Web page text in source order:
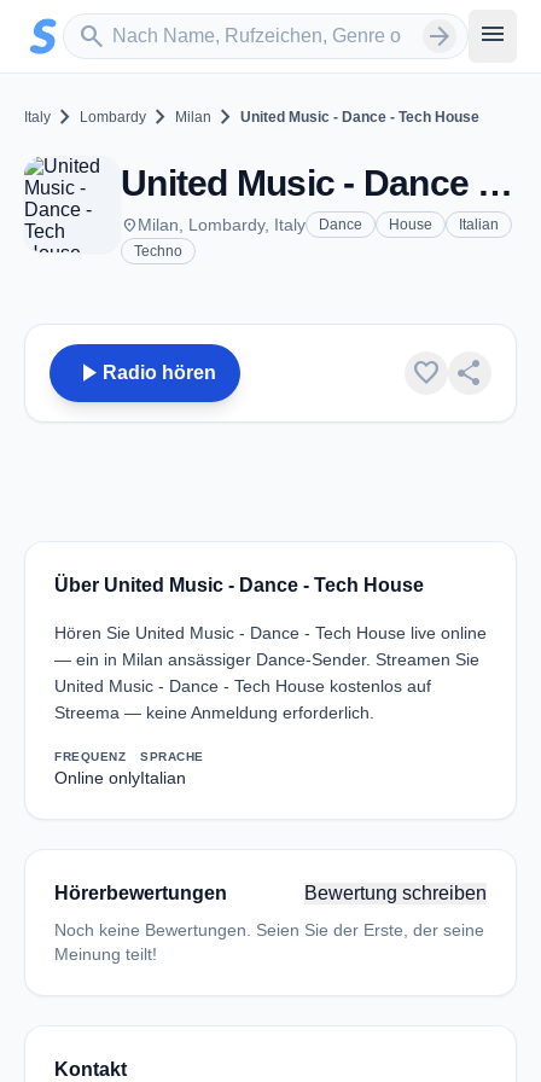
Zum Hauptinhalt springen
search
Sender suchen arrow_forward menu
Italy chevron_right Lombardy chevron_right Milan chevron_right United Music - Dance - Tech House
United Music - Dance - Tech House - Milan
placeMilan, Lombardy, Italy Dance House
Italian
Techno
play_arrow Radio hören favorite share
Über United Music - Dance - Tech House
Hören Sie United Music - Dance - Tech House live online
— ein in Milan ansässiger Dance-Sender. Streamen Sie
United Music - Dance - Tech House kostenlos auf
Streema — keine Anmeldung erforderlich.
FREQUENZ
Online only
SPRACHE
Italian
Hörerbewertungen Bewertung schreiben
Noch keine Bewertungen. Seien Sie der Erste, der seine
Meinung teilt!
Kontakt